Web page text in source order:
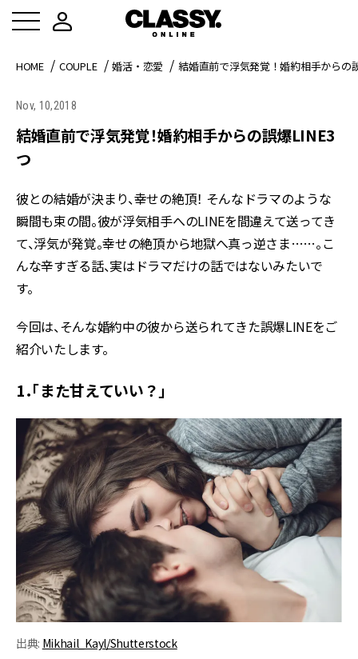
HOME COUPLE 婚活・恋愛 結婚直前で浮気発覚！婚約相手からの
Nov, 10,2018
結婚直前で浮気発覚！婚約相手からの誤爆LINE3
つ
彼との結婚が決まり、幸せの絶頂！ そんなドラマのような
瞬間も束の間。彼が浮気相手へのLINEを間違えて送ってき
て、浮気が発覚。幸せの絶頂から地獄へ真っ逆さま……。こ
んな辛すぎる話、実はドラマだけの話ではないみたいで
す。
今回は、そんな婚約中の彼から送られてきた誤爆LINEをご
紹介いたします。
1．「また甘えていい？」
出典: Mikhail_Kayl/Shutterstock